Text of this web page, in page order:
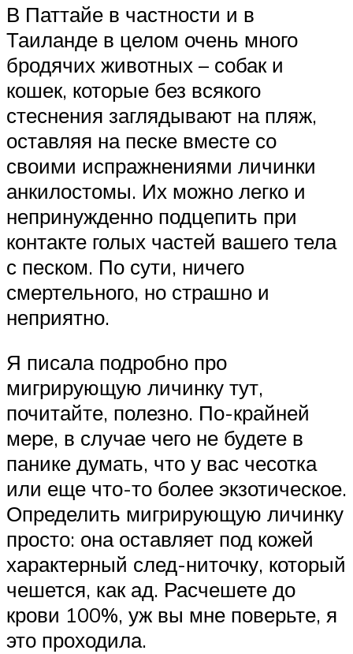
В Паттайе в частности и в
Таиланде в целом очень много
бродячих животных – собак и
кошек, которые без всякого
стеснения заглядывают на пляж,
оставляя на песке вместе со
своими испражнениями личинки
анкилостомы. Их можно легко и
непринужденно подцепить при
контакте голых частей вашего тела
с песком. По сути, ничего
смертельного, но страшно и
неприятно.
Я писала подробно про
мигрирующую личинку тут,
почитайте, полезно. По-крайней
мере, в случае чего не будете в
панике думать, что у вас чесотка
или еще что-то более экзотическое.
Определить мигрирующую личинку
просто: она оставляет под кожей
характерный след-ниточку, который
чешется, как ад. Расчешете до
крови 100%, уж вы мне поверьте, я
это проходила.